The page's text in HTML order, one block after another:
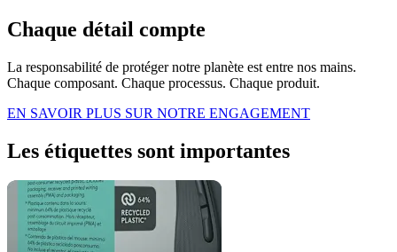
Chaque détail compte
La responsabilité de protéger notre planète est entre nos mains.
Chaque composant. Chaque processus. Chaque produit.
EN SAVOIR PLUS SUR NOTRE ENGAGEMENT
Les étiquettes sont importantes